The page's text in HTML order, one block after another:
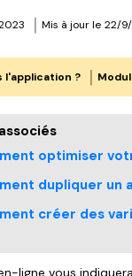
| Mis à jour le 22/
l'application ? |
optimiser
dupliquer un
créer des
ligne vous